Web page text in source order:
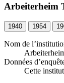
Arbeiterheim
1940 1954
Nom de
Données
Cette